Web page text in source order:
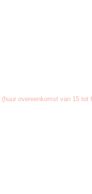
(huur overeenkomst van 15 tot